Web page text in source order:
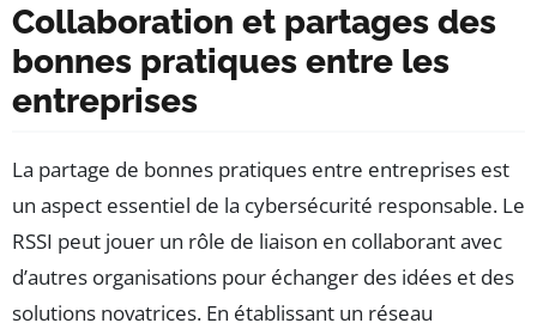
Collaboration et partages des
bonnes pratiques entre les
entreprises
La partage de bonnes pratiques entre entreprises est
un aspect essentiel de la cybersécurité responsable. Le
RSSI peut jouer un rôle de liaison en collaborant avec
d’autres organisations pour échanger des idées et des
solutions novatrices. En établissant un réseau